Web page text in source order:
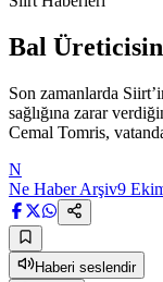
Bal
Son zamanlarda
sağlığına zarar
Cemal Tomris,
N
Ne Haber Arşiv9
Haberi seslendir